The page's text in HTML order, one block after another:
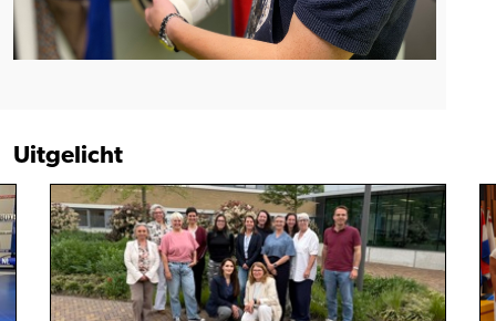
Uitgelicht